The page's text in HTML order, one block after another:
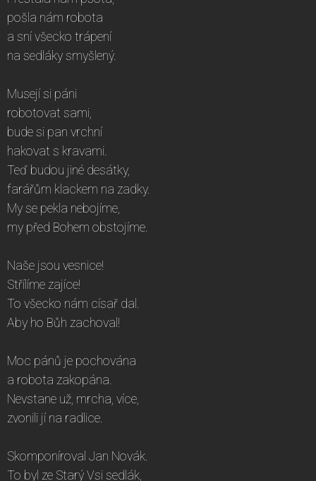
pošla nám robota
a sní všecko trápení
na sedláky smyšlený.
Musejí si páni
robotovat sami,
bude si pan vrchní
hakovat s kravami.
Teď budou jiné desátky,
farářům klackem na zadky.
My se pekla nebojíme,
my před Bohem obstojíme.
Naše jsou vesnice!
Střílíme zajíce!
To všecko nám císař dal.
Aby ho Bůh zachoval!
Moc pánů je pochována
a robota zakopána.
Nevstane už, mrcha, více,
zvonili jí na radlice.
Skomponíroval Jan Novák.
To byl ze Starý Vsi sedlák,